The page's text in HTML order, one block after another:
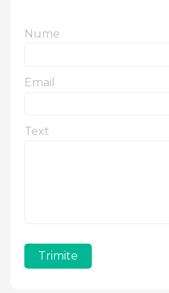
Nume
Email
Text
Trimite